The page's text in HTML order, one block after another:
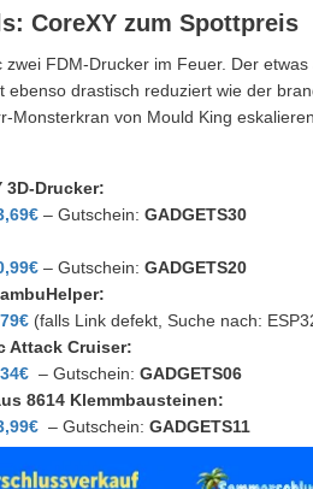
CoreXY zum Spottpreis
FDM-Drucker im Feuer. Der
ebenso drastisch reduziert wie der
Monsterkran von Mould King
3D-Drucker:
– Gutschein: GADGETS30
– Gutschein: GADGETS20
(falls Link defekt, Suche nach:
Attack Cruiser:
– Gutschein: GADGETS06
8614 Klemmbausteinen:
– Gutschein: GADGETS11